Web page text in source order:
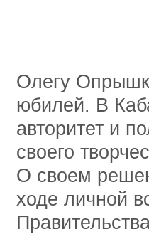
Олегу
юбилей. В
авторитет и
своего
О своем
ходе личной